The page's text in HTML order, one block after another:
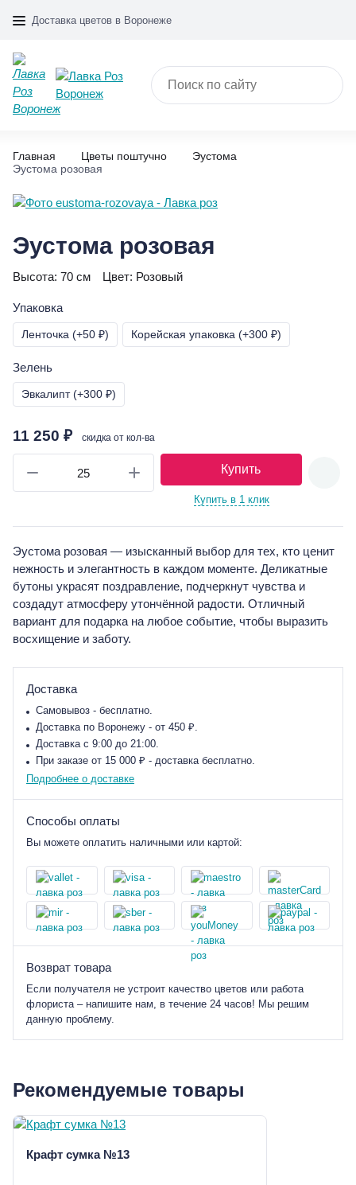
Доставка цветов в Воронеже
Главная Цветы поштучно
Эустома
Эустома розовая
Эустома розовая
Высота: 70 см Цвет: Розовый
Упаковка
Ленточка (+50 ₽) Корейская упаковка (+300 ₽)
Зелень
Эвкалипт (+300 ₽)
11 250 ₽ скидка от кол-ва
Купить
Купить в 1 клик
Эустома розовая — изысканный выбор для тех, кто ценит
нежность и элегантность в каждом моменте. Деликатные
бутоны украсят поздравление, подчеркнут чувства и
создадут атмосферу утончённой радости. Отличный
вариант для подарка на любое событие, чтобы выразить
восхищение и заботу.
Доставка
Самовывоз - бесплатно.
Доставка по Воронежу - от 450 ₽.
Доставка с 9:00 до 21:00.
При заказе от 15 000 ₽ - доставка бесплатно.
Подробнее о доставке
Способы оплаты
Вы можете оплатить наличными или картой:
Возврат товара
Если получателя не устроит качество цветов или работа
флориста – напишите нам, в течение 24 часов! Мы решим
данную проблему.
Рекомендуемые товары
Крафт сумка №13